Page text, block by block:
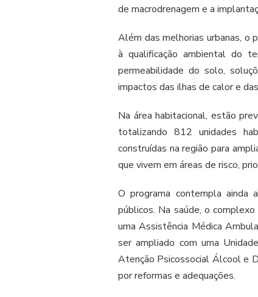
de macrodrenagem e a
Além das melhorias urbanas, o
à qualificação ambiental do
permeabilidade do solo,
impactos das ilhas de calor e
Na área habitacional, estão
totalizando 812 unidades
construídas na região para
que vivem em áreas de risco,
O programa contempla ainda
públicos. Na saúde, o
uma Assistência Médica
ser ampliado com uma
Atenção Psicossocial Álcool e
por reformas e adequações.